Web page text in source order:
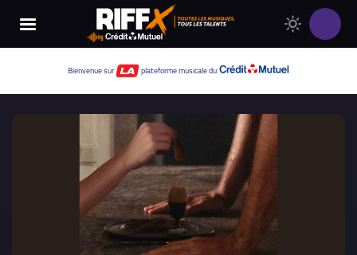
Bienvenue sur plateforme musicale du
Changer
de
RIFFX
Thème
clair